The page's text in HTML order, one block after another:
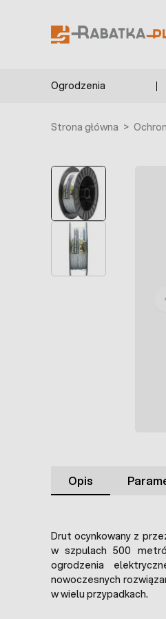
Ogrodzenia
Strona główna >
Opis
Drut ocynkowany z
w szpulach 500
ogrodzenia
nowoczesnych
w wielu przypadkach.